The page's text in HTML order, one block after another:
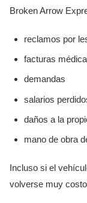
Broken Arrow
reclamos por
facturas
demandas
salarios
daños a la
mano de obra
Incluso si el
volverse muy